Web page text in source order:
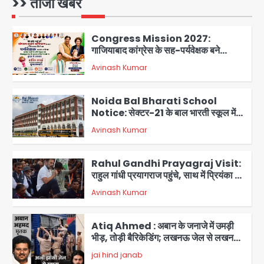
2
गाजियाबाद कांग्रेस के सह-पर्यवेक्षक बने
सतेन्द्र शर्मा, गौतमबुद्धनगर नेताओं ने जताया
आभार
Avinash Kumar
3
Notice: सेक्टर-21 के बाल भारती स्कूल में
बिना खिड़की-वेंटिलेशन बेसमेंट में चल रही थी
8वीं की क्लास, NCPCR की शिकायत पर
4
राहुल गांधी प्रयागराज पहुंचे, साथ में प्रियंका की
बेटी मिराया; केपी ग्राउंड में छात्रों से संवाद,
सिर्फ 5 हजार मौजूद
Avinash Kumar
5
भीड़, तोड़ी बैरिकेडिंग; लखनऊ जेल से लखनऊ
पहुंचा उमर
jai hind janab